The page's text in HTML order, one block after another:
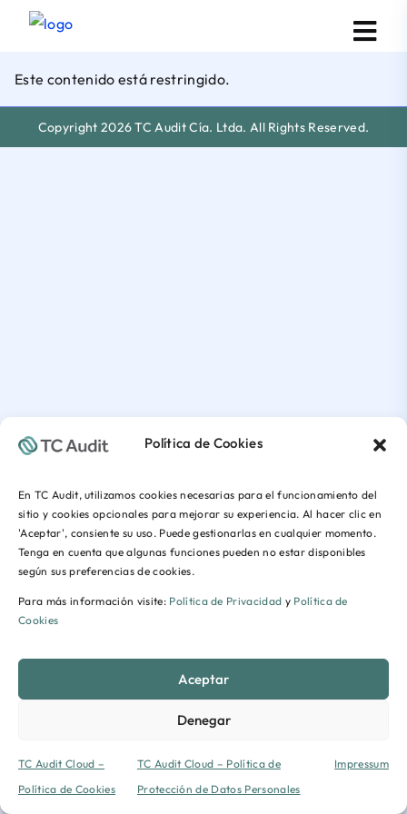
Política de Cookies
En TC Audit, utilizamos cookies necesarias para el funcionamiento del
sitio y cookies opcionales para mejorar su experiencia. Al hacer clic en
'Aceptar', consiente su uso. Puede gestionarlas en cualquier momento.
Tenga en cuenta que algunas funciones pueden no estar disponibles
según sus preferencias de cookies.
Para más información visite: Política de Privacidad y Política de
Cookies
Aceptar
Denegar
TC Audit Cloud –
Política de Cookies
TC Audit Cloud – Política de
Protección de Datos Personales
Impressum
Este contenido está restringido.
Copyright 2026 TC Audit Cía. Ltda. All Rights Reserved.